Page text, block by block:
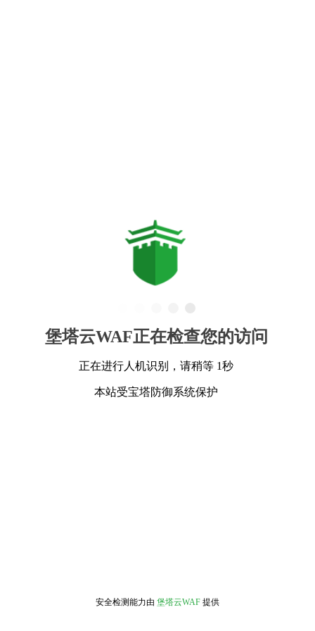
堡塔云WAF正在检查您的访问
正在进行人机识别，请稍等 1秒
本站受宝塔防御系统保护
安全检测能力由 堡塔云WAF 提供